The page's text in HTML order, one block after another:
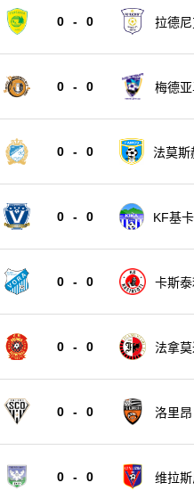
0 - 0 拉德尼
0 - 0 梅德亚
0 - 0 法莫斯
0 - 0 KF基卡
0 - 0 卡斯
0 - 0 法拿莫
0 - 0 洛里昂
0 - 0 维拉